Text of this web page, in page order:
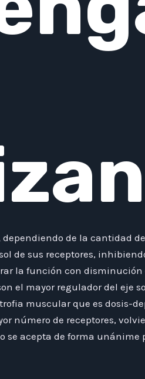
de la cantidad
de sus receptores,
la función con
el mayor regulador del eje
muscular que es dosis-
número de receptores,
se acepta de forma